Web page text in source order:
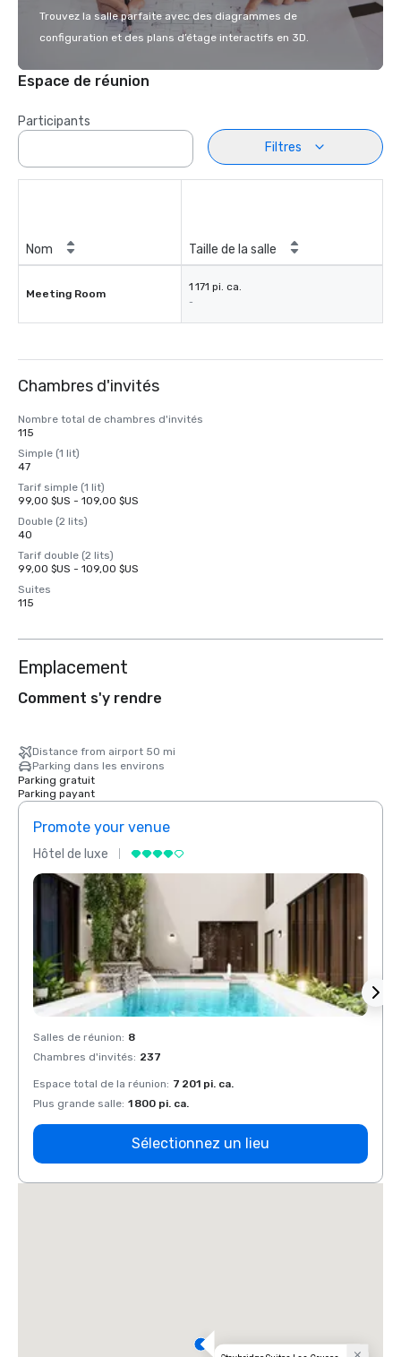
Trouvez la salle parfaite avec des diagrammes de
configuration et des plans d’étage interactifs en 3D.
Espace de réunion
Participants
Filtres
Nom Taille de la salle
Meeting Room
1 171 pi. ca.
-
Chambres d'invités
Nombre total de chambres d'invités
115
Simple (1 lit)
47
Tarif simple (1 lit)
99,00 $US - 109,00 $US
Double (2 lits)
40
Tarif double (2 lits)
99,00 $US - 109,00 $US
Suites
115
Emplacement
Comment s'y rendre
Distance from airport 50 mi
Parking dans les environs
Parking gratuit
Parking payant
Promote your venue
Hôtel de luxe
Salles de réunion: 8
Chambres d'invités: 237
Espace total de la réunion: 7 201 pi. ca.
Plus grande salle: 1 800 pi. ca.
Sélectionnez un lieu